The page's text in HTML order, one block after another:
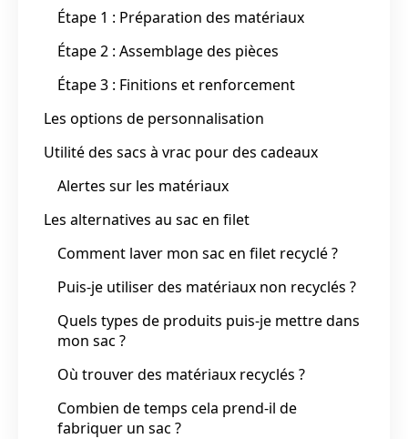
Étape 1 : Préparation des matériaux
Étape 2 : Assemblage des pièces
Étape 3 : Finitions et renforcement
Les options de personnalisation
Utilité des sacs à vrac pour des cadeaux
Alertes sur les matériaux
Les alternatives au sac en filet
Comment laver mon sac en filet recyclé ?
Puis-je utiliser des matériaux non recyclés ?
Quels types de produits puis-je mettre dans
mon sac ?
Où trouver des matériaux recyclés ?
Combien de temps cela prend-il de
fabriquer un sac ?